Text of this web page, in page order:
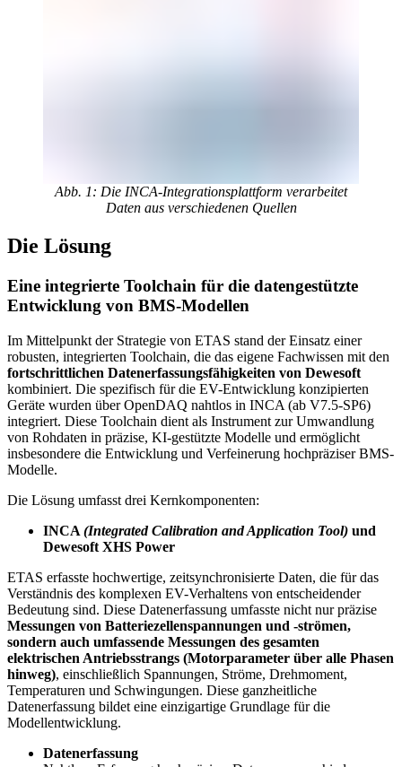
Abb. 1: Die INCA-Integrationsplattform verarbeitet
Daten aus verschiedenen Quellen
Die Lösung
Eine integrierte Toolchain für die datengestützte
Entwicklung von BMS-Modellen
Im Mittelpunkt der Strategie von ETAS stand der Einsatz einer
robusten, integrierten Toolchain, die das eigene Fachwissen mit den
fortschrittlichen Datenerfassungsfähigkeiten von Dewesoft
kombiniert. Die spezifisch für die EV-Entwicklung konzipierten
Geräte wurden über OpenDAQ nahtlos in INCA (ab V7.5-SP6)
integriert. Diese Toolchain dient als Instrument zur Umwandlung
von Rohdaten in präzise, KI-gestützte Modelle und ermöglicht
insbesondere die Entwicklung und Verfeinerung hochpräziser BMS-
Modelle.
Die Lösung umfasst drei Kernkomponenten:
INCA (Integrated Calibration and Application Tool) und
Dewesoft XHS Power
ETAS erfasste hochwertige, zeitsynchronisierte Daten, die für das
Verständnis des komplexen EV-Verhaltens von entscheidender
Bedeutung sind. Diese Datenerfassung umfasste nicht nur präzise
Messungen von Batteriezellenspannungen und -strömen,
sondern auch umfassende Messungen des gesamten
elektrischen Antriebsstrangs (Motorparameter über alle Phasen
hinweg), einschließlich Spannungen, Ströme, Drehmoment,
Temperaturen und Schwingungen. Diese ganzheitliche
Datenerfassung bildet eine einzigartige Grundlage für die
Modellentwicklung.
Datenerfassung